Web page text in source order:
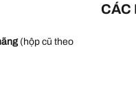
(hộp cũ theo
CÁC